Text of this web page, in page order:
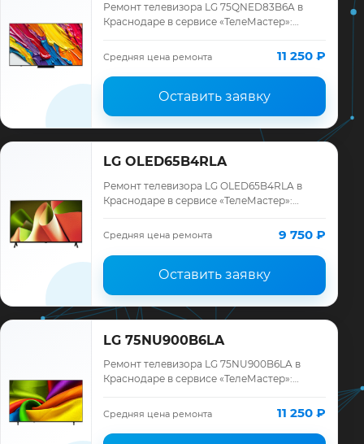
Ремонт телевизора LG 75QNED83B6A в
Краснодаре в сервисе «ТелеМастер»:
запчасти и гарантия до 12 месяцев.
Средняя цена ремонта 11 250 ₽
Оставить заявку
LG OLED65B4RLA
Ремонт телевизора LG OLED65B4RLA в
Краснодаре в сервисе «ТелеМастер»:
запчасти и гарантия до 12 месяцев.
Средняя цена ремонта 9 750 ₽
Оставить заявку
LG 75NU900B6LA
Ремонт телевизора LG 75NU900B6LA в
Краснодаре в сервисе «ТелеМастер»:
запчасти и гарантия до 12 месяцев.
Средняя цена ремонта 11 250 ₽